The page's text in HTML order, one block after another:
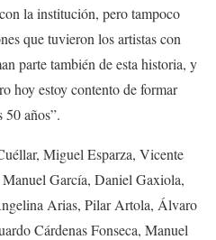
la institución, pero tampoco
que tuvieron los artistascon
parte también de esta historia, y
hoyestoy contento de formar
50 años”.
llar, Miguel Esparza, Vicente
García, Daniel Gaxiola,
Arias, Pilar Artola, Álvaro
Cárdenas Fonseca, Manuel